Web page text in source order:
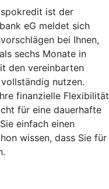
ist der
eG meldet sich
bei Ihnen,
sechs Monate in
den vereinbarten
nutzen.
finanzielle Flexibilität
für eine dauerhafte
einfach einen
wissen, dass Sie für